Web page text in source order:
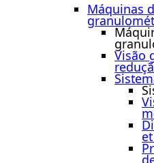
Máquinas
Visão